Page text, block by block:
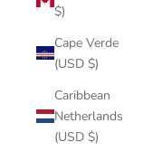
$)
Cape Verde
(USD $)
Caribbean
Netherlands
(USD $)